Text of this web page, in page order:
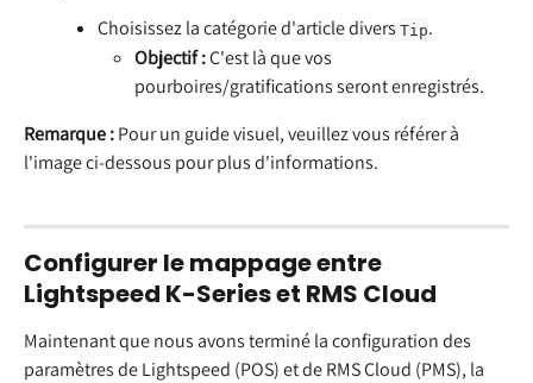
Choisissez la catégorie d'article divers Tip.
Objectif : C'est là que vos
pourboires/gratifications seront enregistrés.
Remarque : Pour un guide visuel, veuillez vous référer à
l'image ci-dessous pour plus d'informations.
Configurer le mappage entre
Lightspeed K-Series et RMS Cloud
Maintenant que nous avons terminé la configuration des
paramètres de Lightspeed (POS) et de RMS Cloud (PMS), la